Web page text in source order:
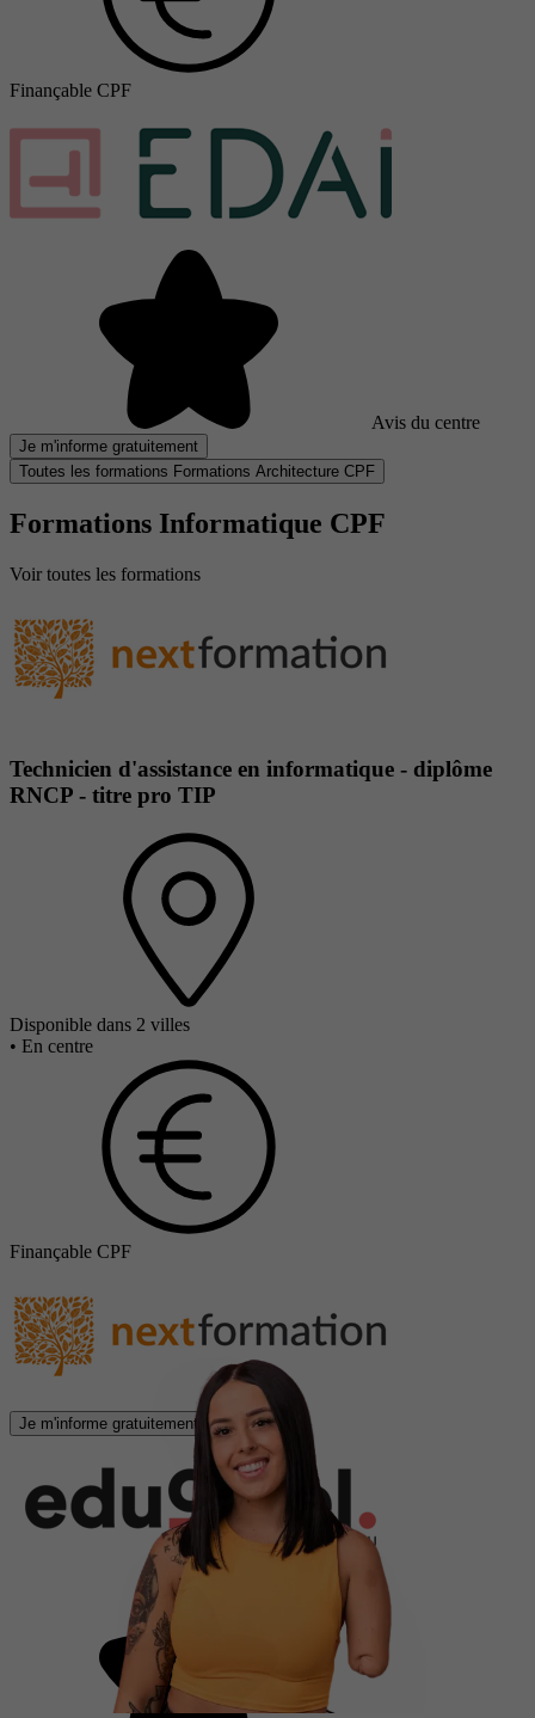
Finançable CPF
Avis du centre
Je m'informe gratuitement
Toutes les formations Formations Architecture CPF
Formations Informatique CPF
Voir toutes les formations
Technicien d'assistance en informatique - diplôme
RNCP - titre pro TIP
Disponible dans 2 villes
• En centre
Finançable CPF
Je m'informe gratuitement